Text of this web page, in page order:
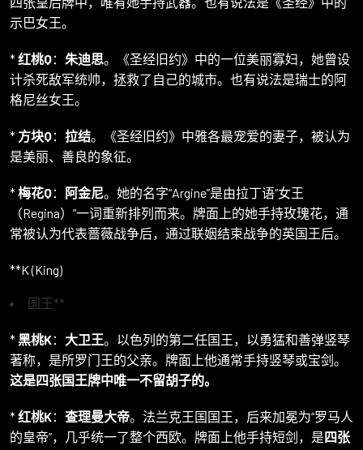
示巴女王。
*红桃Q： 朱迪思。《圣经旧约》中的一位美丽寡妇，她曾设
计杀死敌军统帅，拯救了自己的城市。也有说法是瑞士的阿
格尼丝女王。
* 方块Q： 拉结。《圣经旧约》中雅各最宠爱的妻子，被认为
是美丽、善良的象征。
*梅花Q： 阿金尼。她的名字“Argine”是由拉丁语“女王
（Regina）”一词重新排列而来。牌面上的她手持玫瑰花，通
常被认为代表蔷薇战争后，通过联姻结束战争的英国王后。
**K (King)
国王**
*黑桃K： 大卫王。以色列的第二任国王，以勇猛和善弹竖琴
著称，是所罗门王的父亲。牌面上他通常手持竖琴或宝剑。
这是四张国王牌中唯一不留胡子的。
*红桃K： 查理曼大帝。法兰克王国国王，后来加冕为“罗马人
的皇帝”，几乎统一了整个西欧。牌面上他手持短剑，是四张